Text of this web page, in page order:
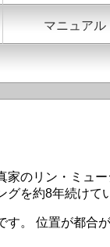
マニュアル
家のリン・ミュ
を約8年続けて
す。 位置が都合